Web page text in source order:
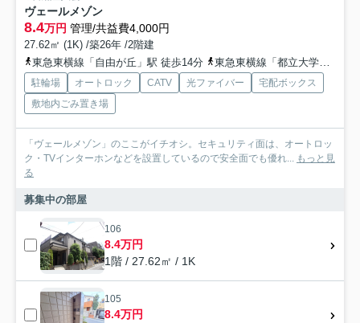
ヴェールメゾン
8.4万円 管理/共益費4,000円
27.62㎡ (1K) /築26年 /2階建
東急東横線「自由が丘」駅 徒歩14分
東急東横線「都立大学」駅 徒歩14分
駐輪場 オートロック CATV 光ファイバー
宅配ボックス
敷地内ごみ置き場
「ヴェールメゾン」のここがイチオシ。セキュリティ面は、オートロッ
ク・TVインターホンなどを設置しているので安全面でも優れ...
もっと見
る
募集中の部屋
106
8.4万円
1階 / 27.62㎡ / 1K
105
8.4万円